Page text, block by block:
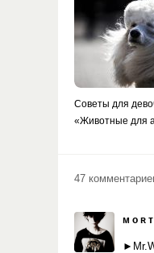
Советы для
«Животные для
47
ᴍ ᴏ ʀ ᴛ